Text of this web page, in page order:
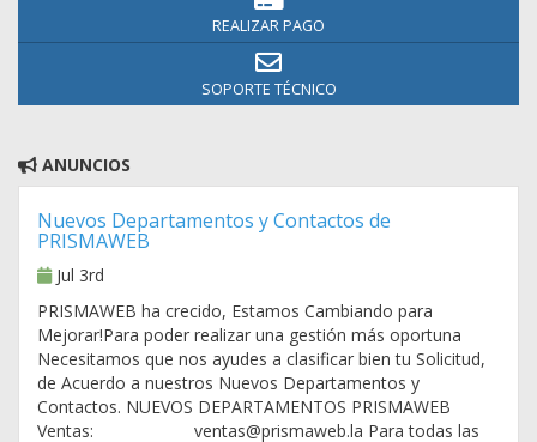
REALIZAR PAGO
SOPORTE TÉCNICO
ANUNCIOS
Nuevos Departamentos y Contactos de
PRISMAWEB
Jul 3rd
PRISMAWEB ha crecido, Estamos Cambiando para
Mejorar!Para poder realizar una gestión más oportuna
Necesitamos que nos ayudes a clasificar bien tu Solicitud,
de Acuerdo a nuestros Nuevos Departamentos y
Contactos. NUEVOS DEPARTAMENTOS PRISMAWEB
Ventas: ventas@prismaweb.la Para todas las